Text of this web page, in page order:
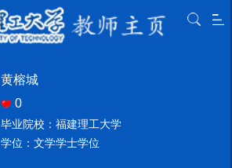
黄榕城
0
毕业院校：福建理工大学
学位：文学学士学位